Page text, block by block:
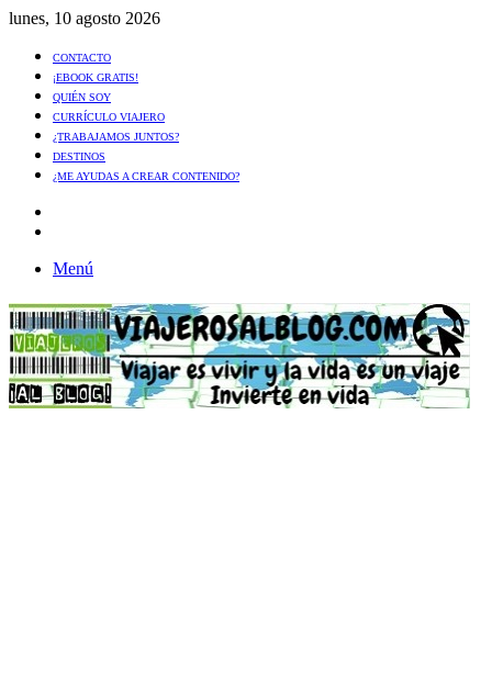
lunes, 10 agosto 2026
CONTACTO
¡EBOOK GRATIS!
QUIÉN SOY
CURRÍCULO VIAJERO
¿TRABAJAMOS JUNTOS?
DESTINOS
¿ME AYUDAS A CREAR CONTENIDO?
Menú